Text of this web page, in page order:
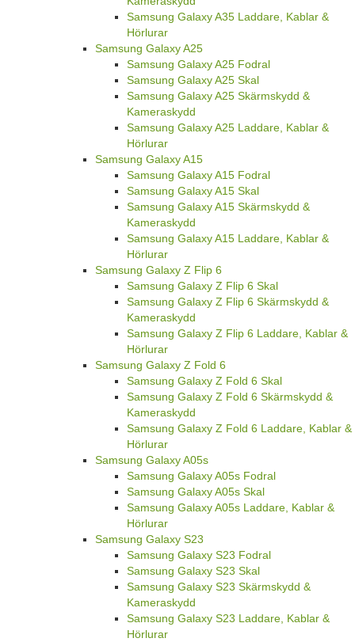
Samsung Galaxy A35 Laddare, Kablar &
Hörlurar
Samsung Galaxy A25
Samsung Galaxy A25 Fodral
Samsung Galaxy A25 Skal
Samsung Galaxy A25 Skärmskydd &
Kameraskydd
Samsung Galaxy A25 Laddare, Kablar &
Hörlurar
Samsung Galaxy A15
Samsung Galaxy A15 Fodral
Samsung Galaxy A15 Skal
Samsung Galaxy A15 Skärmskydd &
Kameraskydd
Samsung Galaxy A15 Laddare, Kablar &
Hörlurar
Samsung Galaxy Z Flip 6
Samsung Galaxy Z Flip 6 Skal
Samsung Galaxy Z Flip 6 Skärmskydd &
Kameraskydd
Samsung Galaxy Z Flip 6 Laddare, Kablar &
Hörlurar
Samsung Galaxy Z Fold 6
Samsung Galaxy Z Fold 6 Skal
Samsung Galaxy Z Fold 6 Skärmskydd &
Kameraskydd
Samsung Galaxy Z Fold 6 Laddare, Kablar &
Hörlurar
Samsung Galaxy A05s
Samsung Galaxy A05s Fodral
Samsung Galaxy A05s Skal
Samsung Galaxy A05s Laddare, Kablar &
Hörlurar
Samsung Galaxy S23
Samsung Galaxy S23 Fodral
Samsung Galaxy S23 Skal
Samsung Galaxy S23 Skärmskydd &
Kameraskydd
Samsung Galaxy S23 Laddare, Kablar &
Hörlurar